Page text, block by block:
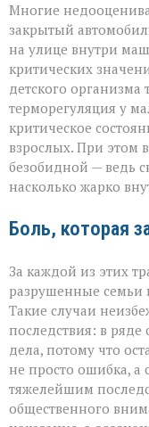
Многие
закрытый
на улице внутри
критических
детского организма
терморегуляция у
критическое
взрослых. При этом
безобидной — ведь
насколько жарко
Боль, которая
За каждой из этих
разрушенные семьи
Такие случаи
последствия: в
дела, потому что
не просто ошибка, а
тяжелейшим
общественного